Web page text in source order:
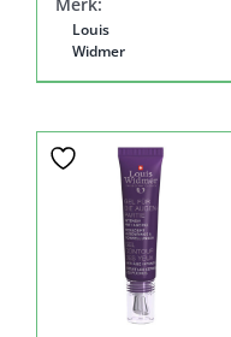
Louis
Widmer